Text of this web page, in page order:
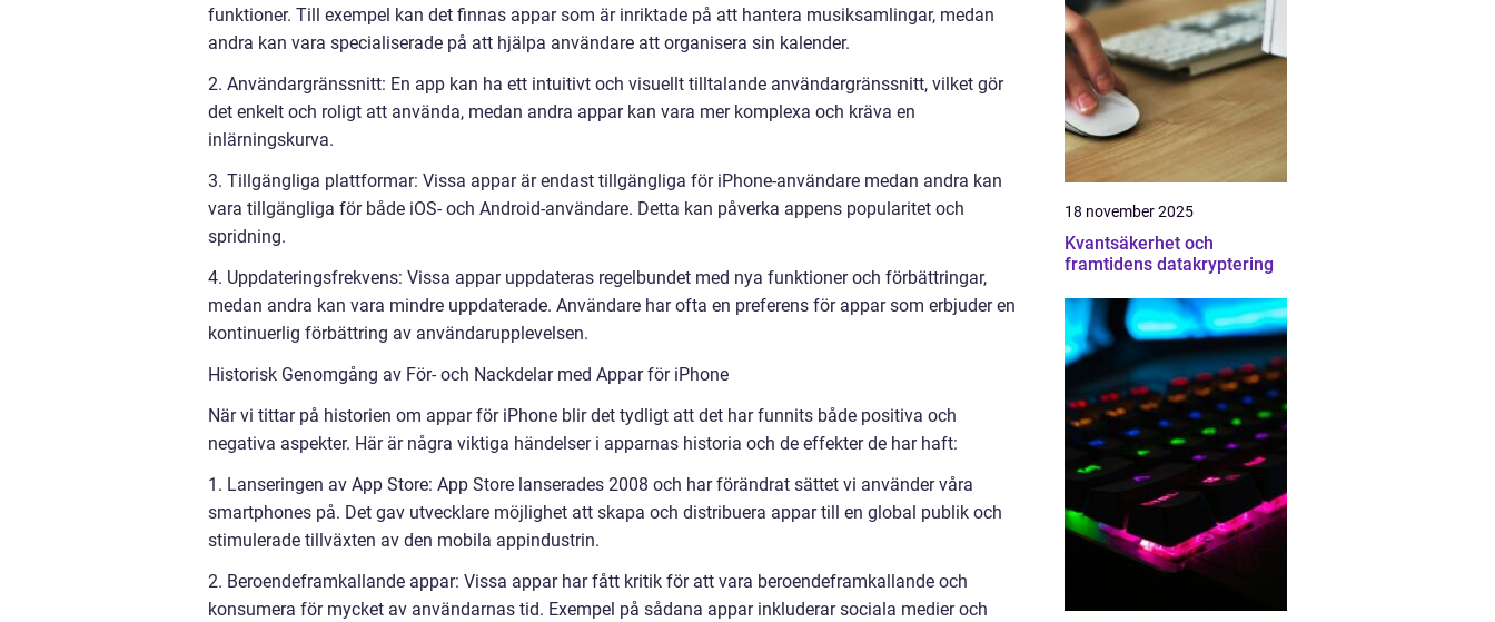
funktioner. Till exempel kan det finnas appar som är inriktade på att hantera musiksamlingar, medan
andra kan vara specialiserade på att hjälpa användare att organisera sin kalender.
2. Användargränssnitt: En app kan ha ett intuitivt och visuellt tilltalande användargränssnitt, vilket gör
det enkelt och roligt att använda, medan andra appar kan vara mer komplexa och kräva en
inlärningskurva.
3. Tillgängliga plattformar: Vissa appar är endast tillgängliga för iPhone-användare medan andra kan
vara tillgängliga för både iOS- och Android-användare. Detta kan påverka appens popularitet och
spridning.
4. Uppdateringsfrekvens: Vissa appar uppdateras regelbundet med nya funktioner och förbättringar,
medan andra kan vara mindre uppdaterade. Användare har ofta en preferens för appar som erbjuder en
kontinuerlig förbättring av användarupplevelsen.
Historisk Genomgång av För- och Nackdelar med Appar för iPhone
När vi tittar på historien om appar för iPhone blir det tydligt att det har funnits både positiva och
negativa aspekter. Här är några viktiga händelser i apparnas historia och de effekter de har haft:
1. Lanseringen av App Store: App Store lanserades 2008 och har förändrat sättet vi använder våra
smartphones på. Det gav utvecklare möjlighet att skapa och distribuera appar till en global publik och
stimulerade tillväxten av den mobila appindustrin.
2. Beroendeframkallande appar: Vissa appar har fått kritik för att vara beroendeframkallande och
konsumera för mycket av användarnas tid. Exempel på sådana appar inkluderar sociala medier och
18 november 2025
Kvantsäkerhet och
framtidens datakryptering